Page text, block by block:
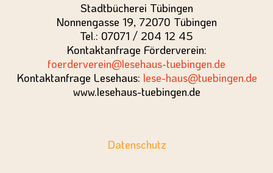
Stadtbücherei Tübingen
Nonnengasse 19, 72070 Tübingen
Tel.: 07071 / 204 12 45
Kontaktanfrage Förderverein:
foerderverein@lesehaus-tuebingen.de
Kontaktanfrage Lesehaus: lese-haus@tuebingen.de
www.lesehaus-tuebingen.de
Datenschutz